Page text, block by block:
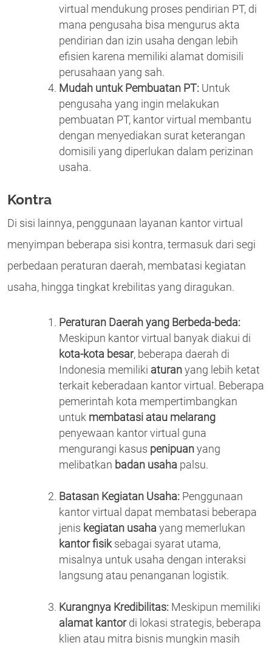
virtual mendukung proses pendirian PT, di
mana pengusaha bisa mengurus akta
pendirian dan izin usaha dengan lebih
efisien karena memiliki alamat domisili
perusahaan yang sah.
Mudah untuk Pembuatan PT: Untuk
pengusaha yang ingin melakukan
pembuatan PT, kantor virtual membantu
dengan menyediakan surat keterangan
domisili yang diperlukan dalam perizinan
usaha.
Kontra
Di sisi lainnya, penggunaan layanan kantor virtual
menyimpan beberapa sisi kontra, termasuk dari segi
perbedaan peraturan daerah, membatasi kegiatan
usaha, hingga tingkat krebilitas yang diragukan.
Peraturan Daerah yang Berbeda-beda:
Meskipun kantor virtual banyak diakui di
kota-kota besar, beberapa daerah di
Indonesia memiliki aturanyang lebih ketat
terkait keberadaan kantor virtual. Beberapa
pemerintah kota mempertimbangkan
untuk membatasi atau melarang
penyewaan kantor virtual guna
mengurangi kasus penipuanyang
melibatkan badan usaha palsu.
Batasan Kegiatan Usaha: Penggunaan
kantor virtual dapat membatasi beberapa
jenis kegiatan usaha yang memerlukan
kantor fisiksebagai syarat utama,
misalnya untuk usaha dengan interaksi
langsung atau penanganan logistik.
Kurangnya Kredibilitas: Meskipun memiliki
alamat kantordi lokasi strategis, beberapa
klien atau mitra bisnis mungkin masih